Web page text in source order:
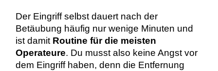
Der Eingriff selbst dauert nach der
Betäubung häufig nur wenige Minuten und
ist damit Routine für die meisten
Operateure. Du musst also keine Angst vor
dem Eingriff haben, denn die Entfernung